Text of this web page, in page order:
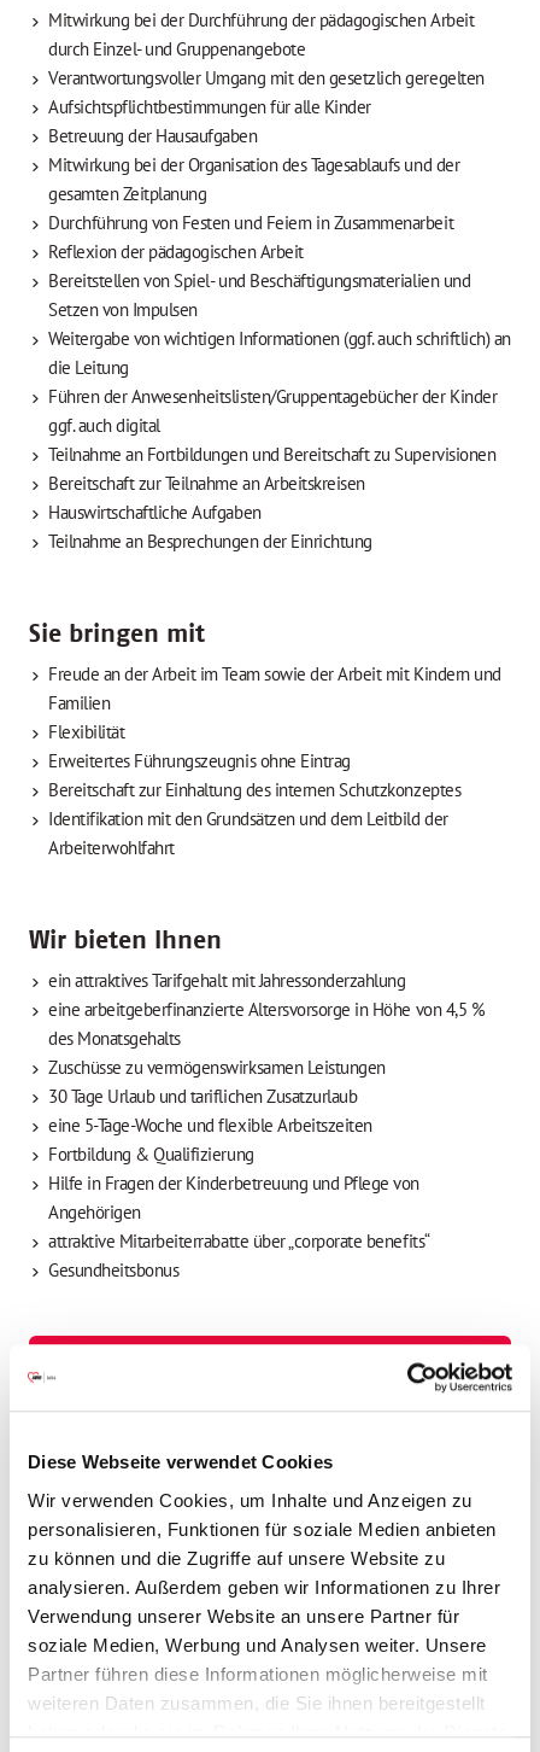
Diese Webseite verwendet Cookies
Wir verwenden Cookies, um Inhalte und Anzeigen zu
personalisieren, Funktionen für soziale Medien anbieten
zu können und die Zugriffe auf unsere Website zu
analysieren. Außerdem geben wir Informationen zu Ihrer
Verwendung unserer Website an unsere Partner für
soziale Medien, Werbung und Analysen weiter. Unsere
Partner führen diese Informationen möglicherweise mit
weiteren Daten zusammen, die Sie ihnen bereitgestellt
Mitwirkung bei der Durchführung der pädagogischen Arbeit
durch Einzel- und Gruppenangebote
Verantwortungsvoller Umgang mit den gesetzlich geregelten
Aufsichtspflichtbestimmungen für alle Kinder
Betreuung der Hausaufgaben
Mitwirkung bei der Organisation des Tagesablaufs und der
gesamten Zeitplanung
Durchführung von Festen und Feiern in Zusammenarbeit
Reflexion der pädagogischen Arbeit
Bereitstellen von Spiel- und Beschäftigungsmaterialien und
Setzen von Impulsen
Weitergabe von wichtigen Informationen (ggf. auch schriftlich) an
die Leitung
Führen der Anwesenheitslisten/Gruppentagebücher der Kinder
ggf. auch digital
Teilnahme an Fortbildungen und Bereitschaft zu Supervisionen
Bereitschaft zur Teilnahme an Arbeitskreisen
Hauswirtschaftliche Aufgaben
Teilnahme an Besprechungen der Einrichtung
Sie bringen mit
Freude an der Arbeit im Team sowie der Arbeit mit Kindern und
Familien
Flexibilität
Erweitertes Führungszeugnis ohne Eintrag
Bereitschaft zur Einhaltung des internen Schutzkonzeptes
Identifikation mit den Grundsätzen und dem Leitbild der
Arbeiterwohlfahrt
Wir bieten Ihnen
ein attraktives Tarifgehalt mit Jahressonderzahlung
eine arbeitgeberfinanzierte Altersvorsorge in Höhe von 4,5 %
des Monatsgehalts
Zuschüsse zu vermögenswirksamen Leistungen
30 Tage Urlaub und tariflichen Zusatzurlaub
eine 5-Tage-Woche und flexible Arbeitszeiten
Fortbildung & Qualifizierung
Hilfe in Fragen der Kinderbetreuung und Pflege von
Angehörigen
attraktive Mitarbeiterrabatte über „corporate benefits“
Gesundheitsbonus
Ihre Vorteile
Flexible Arbeitszeiten
Gesundheitsmaßnahmen
Jahressonderzahlung